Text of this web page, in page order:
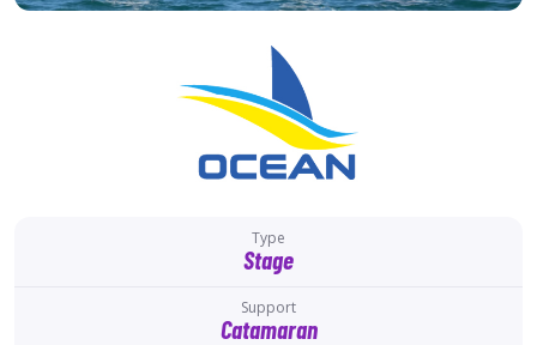
Type
Stage
Support
Catamaran